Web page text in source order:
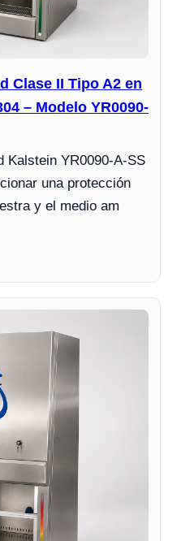
Clase II Tipo A2 en
– Modelo YR0090-
Kalstein YR0090-A-SS
una protección
y el medio am